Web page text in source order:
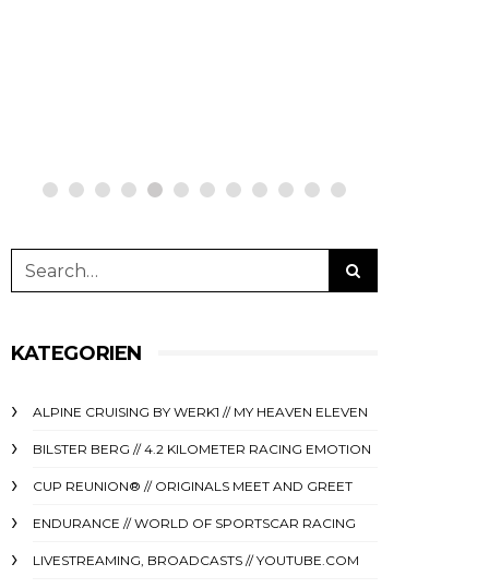
KATEGORIEN
ALPINE CRUISING BY WERK1 // MY HEAVEN ELEVEN
BILSTER BERG // 4.2 KILOMETER RACING EMOTION
CUP REUNION® // ORIGINALS MEET AND GREET
ENDURANCE // WORLD OF SPORTSCAR RACING
LIVESTREAMING, BROADCASTS // YOUTUBE.COM